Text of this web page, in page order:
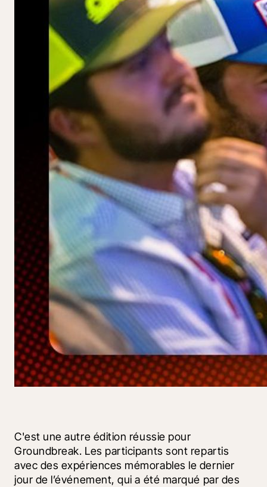
C'est une autre édition réussie pour
Groundbreak. Les participants sont repartis
avec des expériences mémorables le dernier
jour de l’événement, qui a été marqué par des